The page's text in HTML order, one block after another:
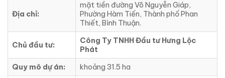
Địa chỉ:
mặt tiền đường Võ Nguyễn Giáp,
Phường Hàm Tiến, Thành phố Phan
Thiết, Bình Thuận.
Chủ đầu tư:
Công Ty TNHH Đầu tư Hưng Lộc
Phát
Quy mô dự án:
khoảng 31.5 ha